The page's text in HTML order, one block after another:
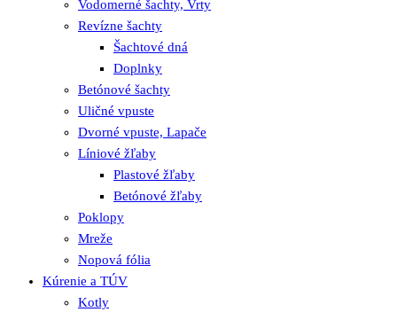
Vodomerné šachty, Vrty
Revízne šachty
Šachtové dná
Doplnky
Betónové šachty
Uličné vpuste
Dvorné vpuste, Lapače
Líniové žľaby
Plastové žľaby
Betónové žľaby
Poklopy
Mreže
Nopová fólia
Kúrenie a TÚV
Kotly